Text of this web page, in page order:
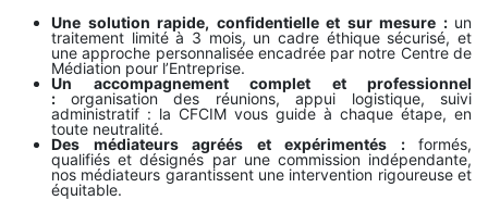
Une solution rapide, confidentielle et sur mesure : un
traitement limité à 3 mois, un cadre éthique sécurisé, et
une approche personnalisée encadrée par notre Centre de
Médiation pour l’Entreprise.
Un accompagnement complet et professionnel
: organisation des réunions, appui logistique, suivi
administratif : la CFCIM vous guide à chaque étape, en
toute neutralité.
Des médiateurs agréés et expérimentés : formés,
qualifiés et désignés par une commission indépendante,
nos médiateurs garantissent une intervention rigoureuse et
équitable.